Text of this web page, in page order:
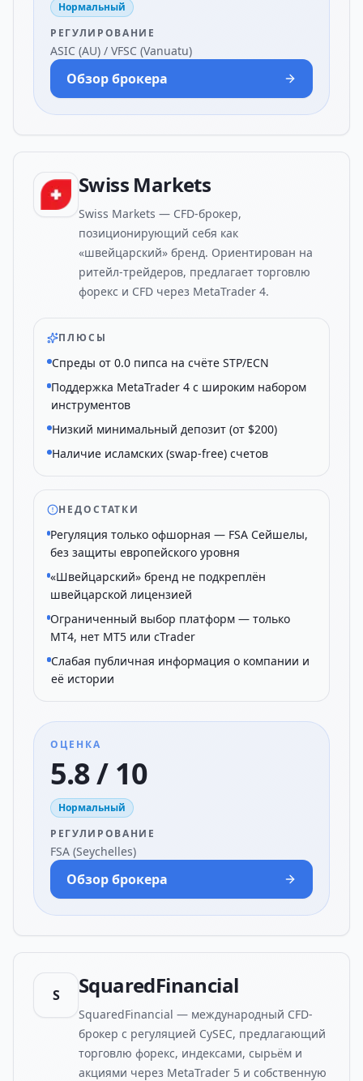
Нормальный
РЕГУЛИРОВАНИЕ
ASIC (AU) / VFSC (Vanuatu)
Обзор брокера
Swiss Markets
Swiss Markets — CFD-брокер,
позиционирующий себя как
«швейцарский» бренд. Ориентирован на
ритейл-трейдеров, предлагает торговлю
форекс и CFD через MetaTrader 4.
ПЛЮСЫ
Спреды от 0.0 пипса на счёте STP/ECN
Поддержка MetaTrader 4 с широким набором
инструментов
Низкий минимальный депозит (от $200)
Наличие исламских (swap-free) счетов
НЕДОСТАТКИ
Регуляция только офшорная — FSA Сейшелы,
без защиты европейского уровня
«Швейцарский» бренд не подкреплён
швейцарской лицензией
Ограниченный выбор платформ — только
MT4, нет MT5 или cTrader
Слабая публичная информация о компании и
её истории
ОЦЕНКА
5.8 / 10
Нормальный
РЕГУЛИРОВАНИЕ
FSA (Seychelles)
Обзор брокера
S SquaredFinancial
SquaredFinancial — международный CFD-
брокер с регуляцией CySEC, предлагающий
торговлю форекс, индексами, сырьём и
акциями через MetaTrader 5 и собственную